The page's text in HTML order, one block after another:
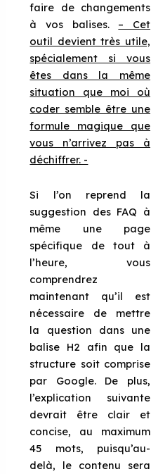
faire de changements
à vos balises. – Cet
outil devient très utile,
spécialement si vous
êtes dans la même
situation que moi où
coder semble être une
formule magique que
vous n’arrivez pas à
déchiffrer. -
Si l’on reprend la
suggestion des FAQ à
même une page
spécifique de tout à
l’heure, vous
comprendrez
maintenant qu’il est
nécessaire de mettre
la question dans une
balise H2 afin que la
structure soit comprise
par Google. De plus,
l’explication suivante
devrait être clair et
concise, au maximum
45 mots, puisqu’au-
delà, le contenu sera